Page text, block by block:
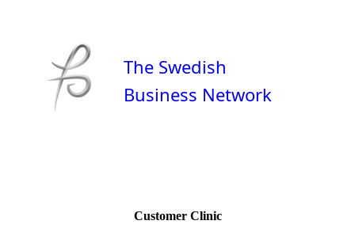
The Swedish
Business Network
Customer Clinic